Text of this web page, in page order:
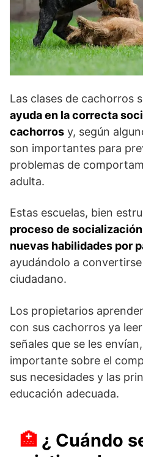
Las clases de cachorros
ayuda en la correcta
cachorros y, según
son importantes para
problemas de
adulta.
Estas escuelas, bien
proceso de
nuevas habilidades por
ayudándolo a
ciudadano.
Los propietarios
con sus cachorros ya
señales que se les
importante sobre el
sus necesidades y las
educación adecuada.
¿ Cuándo